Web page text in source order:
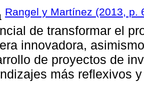
Rangel y Martínez (2013, p.
de transformar el
innovadora,
de proyectos de
más reflexivos